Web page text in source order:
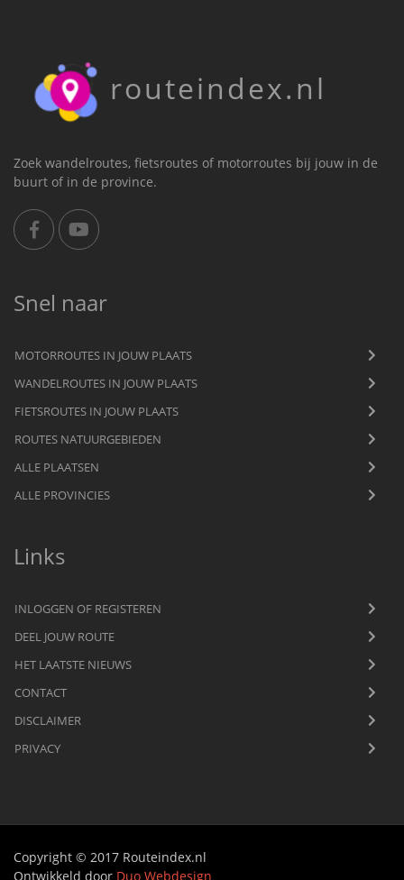
routeindex.nl
Zoek wandelroutes, fietsroutes of motorroutes bij jouw in de
buurt of in de province.
Snel naar
MOTORROUTES IN JOUW PLAATS
WANDELROUTES IN JOUW PLAATS
FIETSROUTES IN JOUW PLAATS
ROUTES NATUURGEBIEDEN
ALLE PLAATSEN
ALLE PROVINCIES
Links
INLOGGEN OF REGISTEREN
DEEL JOUW ROUTE
HET LAATSTE NIEUWS
CONTACT
DISCLAIMER
PRIVACY
Copyright © 2017 Routeindex.nl
Ontwikkeld door Duo Webdesign